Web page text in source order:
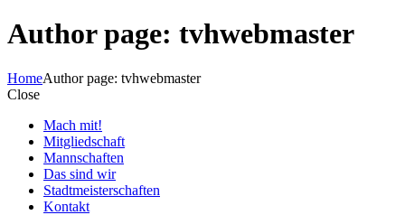
Author page: tvhwebmaster
HomeAuthor page: tvhwebmaster
Close
Mach mit!
Mitgliedschaft
Mannschaften
Das sind wir
Stadtmeisterschaften
Kontakt